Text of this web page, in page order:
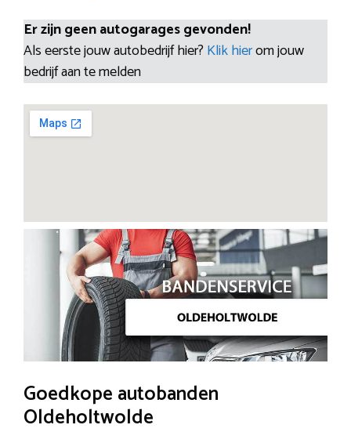
Er zijn geen autogarages gevonden!
Als eerste jouw autobedrijf hier? Klik hierom jouw
bedrijf aan te melden
Goedkope autobanden
Oldeholtwolde